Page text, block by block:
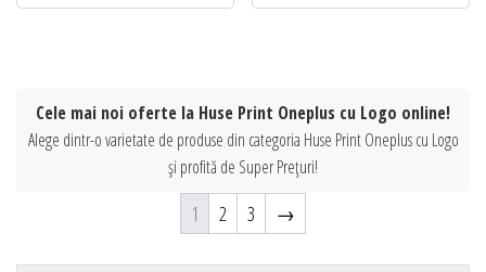
Cele mai noi oferte la Huse Print Oneplus cu Logo online!
Alege dintr-o varietate de produse din categoria Huse Print Oneplus cu Logo
și profită de Super Prețuri!
1 2 3 →